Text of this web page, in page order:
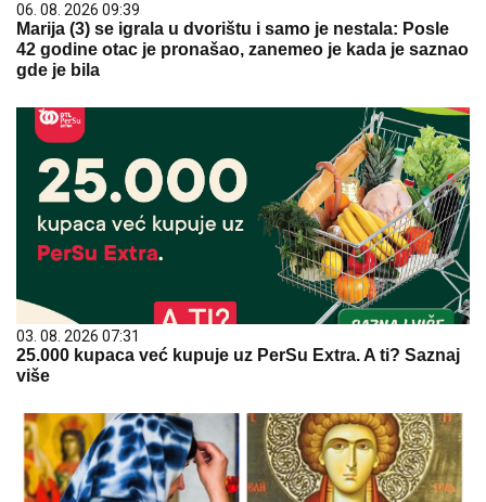
06. 08. 2026 09:39
Marija (3) se igrala u dvorištu i samo je nestala: Posle
42 godine otac je pronašao, zanemeo je kada je saznao
gde je bila
03. 08. 2026 07:31
25.000 kupaca već kupuje uz PerSu Extra. A ti? Saznaj
više